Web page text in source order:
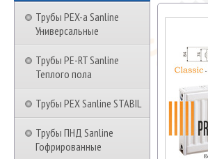
Трубы PEX-a Sanline
Универсальные
Трубы PE-RT Sanline
Теплого пола
Трубы PEX Sanline STABIL
Трубы ПНД Sanline
Гофрированные